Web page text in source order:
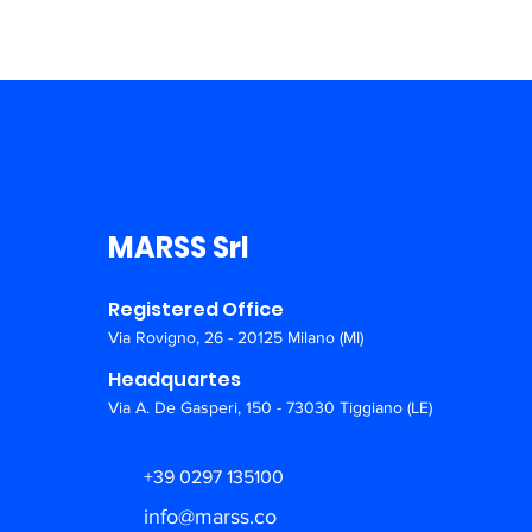
MARSS Srl
Registered Office
Via Rovigno, 26 - 20125 Milano (MI)
Headquartes
Via A. De Gasperi, 150 - 73030 Tiggiano (LE)
+39 0297 135100
info@marss.co